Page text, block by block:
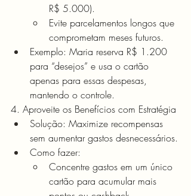
R$ 5.000).
Evite parcelamentos longos que
comprometam meses futuros.
Exemplo: Maria reserva R$ 1.200
para “desejos” e usa o cartão
apenas para essas despesas,
mantendo o controle.
4. Aproveite os Benefícios com Estratégia
Solução: Maximize recompensas
sem aumentar gastos desnecessários.
Como fazer:
Concentre gastos em um único
cartão para acumular mais